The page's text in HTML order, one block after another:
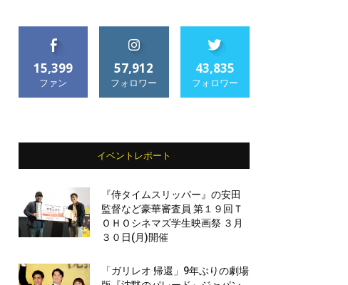
15,399
ファン
57,912
フォロワー
43,835
フォロワー
イベントレポート
『侍タイムスリッパー』の安田
監督など豪華審査員 第１９回Ｔ
ＯＨＯシネマズ学生映画祭 ３月
３０日(月)開催
「ガリレオ 帰還」9年ぶりの劇場